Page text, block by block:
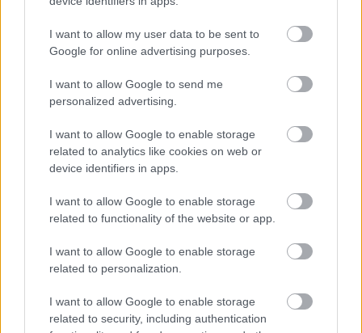
I want to allow my user data to be sent to
Google for online advertising purposes.
I want to allow Google to send me
personalized advertising.
I want to allow Google to enable storage
related to analytics like cookies on web or
device identifiers in apps.
I want to allow Google to enable storage
related to functionality of the website or app.
I want to allow Google to enable storage
related to personalization.
I want to allow Google to enable storage
related to security, including authentication
Franciaország
A tengerfenék alatt négy óriáskábellel kötik össze
hálózatát
Elkezdődött a Vizcayai-öblön áthaladó, több mint 300 kilométer
hosszú, a francia és a spanyol villamosenergia-hálózat
összeköttetését biztosító rendszer tengeri kábeleinek
telepítése. A kivitelezést egy speciális kábelfektető hajó végzi: a